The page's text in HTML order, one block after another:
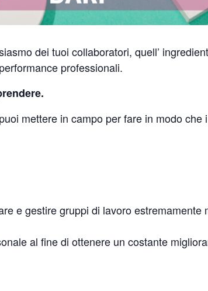
dei tuoi collaboratori, quell’
professionali.
.
mettere in campo per fare in modo
e gestire gruppi di lavoroestremamente
al fine di ottenere un costante